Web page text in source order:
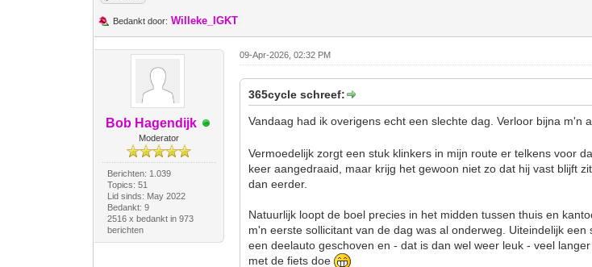
Bedankt door: Willeke_IGKT
Bob Hagendijk
Moderator
Berichten: 1.039
Topics: 51
Lid sinds: May 2022
Bedankt: 9
2516 x bedankt in 973
berichten
09-Apr-2026, 02:32 PM
365cycle schreef:
Vandaag had ik overigens echt een slechte dag. Verloor bijna
Vermoedelijk zorgt een stuk klinkers in mijn route er telkens voor
keer aangedraaid, maar krijg het gewoon niet zo dat hij vast blijft
dan eerder.
Natuurlijk loopt de boel precies in het midden tussen thuis en
m'n eerste sollicitant van de dag was al onderweg. Uiteindelijk
een deelauto geschoven en - dat is dan wel weer leuk - veel
met de fiets doe